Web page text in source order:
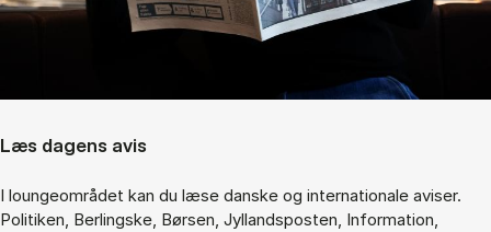
Læs dagens avis
I loungeområdet kan du læse danske og internationale aviser.
Politiken, Berlingske, Børsen, Jyllandsposten, Information,